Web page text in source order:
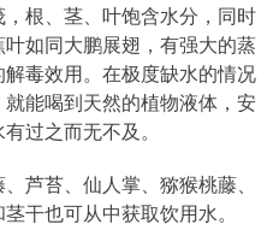
根、茎、叶饱含水分，同时
如同大鹏展翅，有强大的蒸
毒效用。在极度缺水的情况
能喝到天然的植物液体，安
过之而无不及。
芦苔、仙人掌、猕猴桃藤、
干也可从中获取饮用水。